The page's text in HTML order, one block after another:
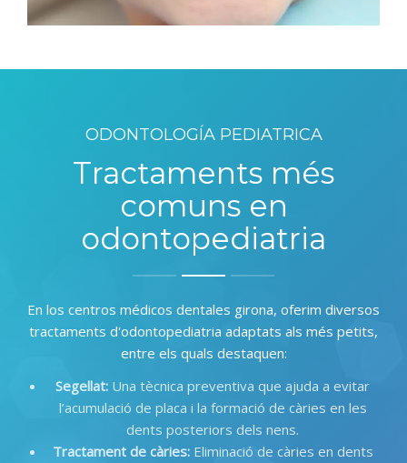
ODONTOLOGÍA PEDIATRICA
Tractaments més
comuns en
odontopediatria
En los centros médicos dentales girona, oferim diversos
tractaments d'odontopediatria adaptats als més petits,
entre els quals destaquen:
Segellat: Una tècnica preventiva que ajuda a evitar
l’acumulació de placa i la formació de càries en les
dents posteriors dels nens.
Tractament de càries: Eliminació de càries en dents